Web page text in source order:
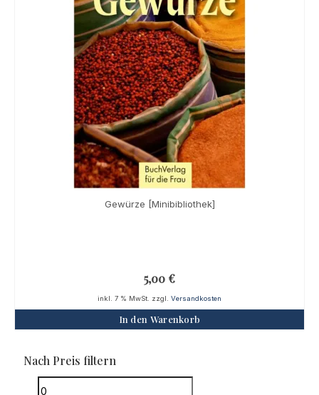
Gewürze [Minibibliothek]
5,00 €
inkl. 7 % MwSt. zzgl. Versandkosten
In den Warenkorb
Nach Preis filtern
Min.